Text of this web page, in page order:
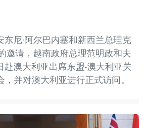
东尼·阿尔巴内塞和新西兰总理克
邀请，越南政府总理范明政和夫
赴澳大利亚出席东盟-澳大利亚关
并对澳大利亚进行正式访问。